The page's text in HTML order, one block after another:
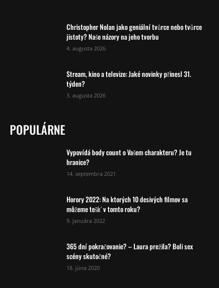
Christopher Nolan jako geniální tvůrce nebo tvůrce
jistoty? Naše názory na jeho tvorbu
4. augusta 2026
Stream, kino a televize: Jaké novinky přinesl 31.
týden?
3. augusta 2026
POPULÁRNE
Vypovídá body count o Vašem charakteru? Je tu
hranice?
14. septembra 2021
Horory 2022: Na ktorých 10 desivých filmov sa
môžeme tešiť v tomto roku?
9. januára 2022
365 dní pokračovanie? – Laura prežila? Boli sex
scény skutočné?
18. júna 2020